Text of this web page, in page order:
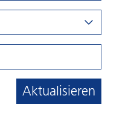
Aktualisieren